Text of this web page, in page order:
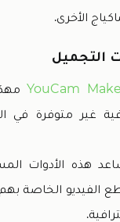
الأخرى.
التجميل
YouCam
غير متوفرة في
هذه الأدوات
الفيديو الخاصة